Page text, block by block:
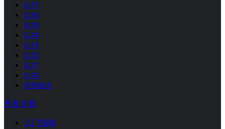
0.77
0.76
0.75
0.74
0.73
0.72
0.71
0.70
所有版本
开发文档
入门指南